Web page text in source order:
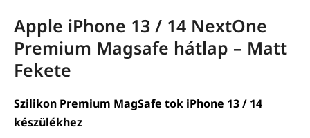
Apple iPhone 13 / 14 NextOne
Premium Magsafe hátlap – Matt
Fekete
Szilikon Premium MagSafe tok iPhone 13 / 14
készülékhez